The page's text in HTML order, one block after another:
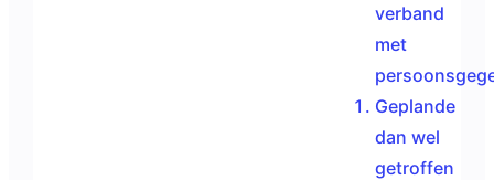
verband
met
Geplande
dan wel
getroffen